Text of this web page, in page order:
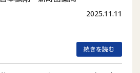
2025.11.11
続きを読む